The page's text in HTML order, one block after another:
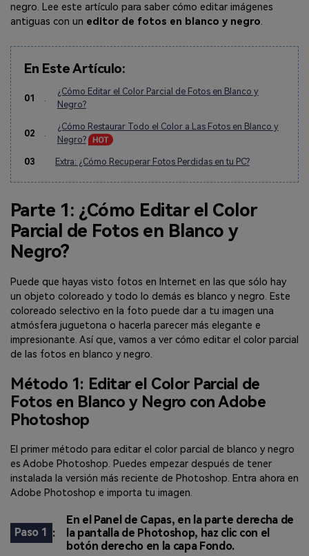
negro. Lee este artículo para saber cómo editar imágenes
antiguas con un editor de fotos en blanco y negro.
En Este Artículo:
01
¿Cómo Editar el Color Parcial de Fotos en Blanco y
Negro?
02
¿Cómo Restaurar Todo el Color a Las Fotos en Blanco y
Negro?
03 Extra: ¿Cómo Recuperar Fotos Perdidas en tu PC?
Parte 1: ¿Cómo Editar el Color
Parcial de Fotos en Blanco y
Negro?
Puede que hayas visto fotos en Internet en las que sólo hay
un objeto coloreado y todo lo demás es blanco y negro. Este
coloreado selectivo en la foto puede dar a tu imagen una
atmósfera juguetona o hacerla parecer más elegante e
impresionante. Así que, vamos a ver cómo editar el color parcial
de las fotos en blanco y negro.
Método 1: Editar el Color Parcial de
Fotos en Blanco y Negro con Adobe
Photoshop
El primer método para editar el color parcial de blanco y negro
es Adobe Photoshop. Puedes empezar después de tener
instalada la versión más reciente de Photoshop. Entra ahora en
Adobe Photoshop e importa tu imagen.
Paso 1 :
En el Panel de Capas, en la parte derecha de
la pantalla de Photoshop, haz clic con el
botón derecho en la capa Fondo.